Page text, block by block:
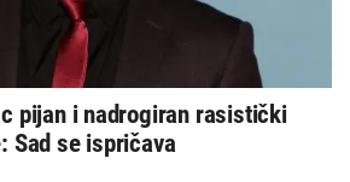
pijan i nadrogiran rasistički
Sad se ispričava